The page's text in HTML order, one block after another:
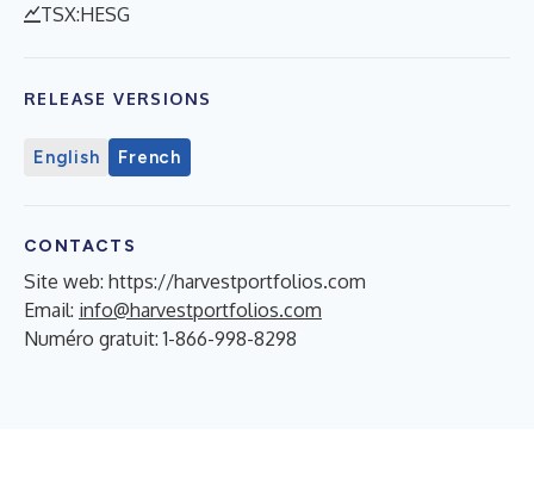
TSX:HESG
RELEASE VERSIONS
English French
CONTACTS
Site web: https://harvestportfolios.com
Email: info@harvestportfolios.com
Numéro gratuit: 1-866-998-8298